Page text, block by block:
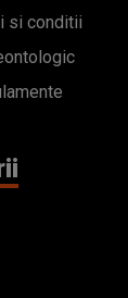
si conditii